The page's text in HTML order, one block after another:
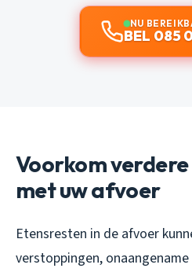
NU
BEL 085
Voorkom
met uw afvoer
Etensresten in de afvoer
verstoppingen, onaangename